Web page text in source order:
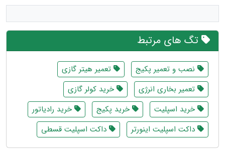
تگ های مرتبط
نصب و تعمیر پکیج
تعمیر هیتر گازی
تعمیر بخاری انرژی
خرید کولر گازی
خرید اسپلیت
خرید پکیج
خرید رادیاتور
داکت اسپلیت اینورتر
داکت اسپلیت قسطی